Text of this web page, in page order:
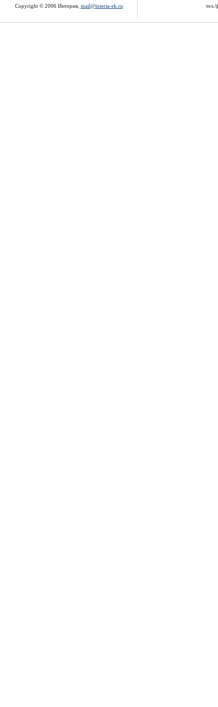
Copyright © 2006 Интерия, mail@interia-ek.ru